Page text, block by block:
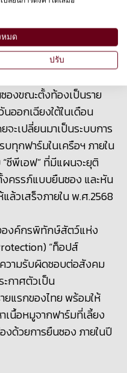
งค์กรพิทักษ์สัตว์แห่งโลก
บทาโกร” หนึ่งในผู้ผลิต
องขณะตั้งท้องเป็นราย
นออกเฉียงใต้ในเดือน
ะเปลี่ยนมาเป็นระบบการ
ทุกฟาร์มในเครือฯ ภายใน
ซีพีเอฟ” ที่มีแผนจะยุติ
ครรภ์แบบยืนซอง และหัน
ล้วเสร็จภายใน พ.ศ.2568
องค์กรพิทักษ์สัตว์แห่ง
“ท็อปส์
วามรับผิดชอบต่อสังคม
กาศตัวเป็น
ยแรกของไทย พร้อมให้
เนื้อหมูจากฟาร์มที่เลี้ยง
ด้วยการยืนซอง ภายในปี
หมด
ปรับ